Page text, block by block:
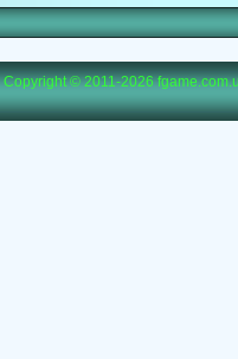
Copyright © 2011-2026